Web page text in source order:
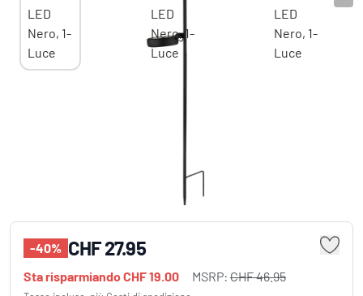
Globo SOLAR Lampada decorativa LED
-40% CHF 27.95
Sta risparmiandoCHF 19.00 MSRP: CHF 46.95